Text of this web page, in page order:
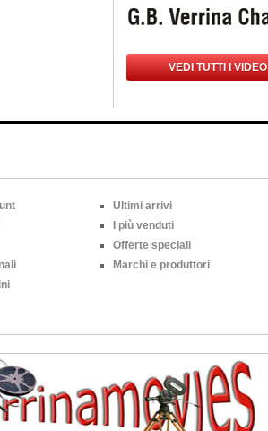
VEDI TUTTI I VIDEO
Ultimi arrivi
I più venduti
Offerte speciali
Marchi e produttori